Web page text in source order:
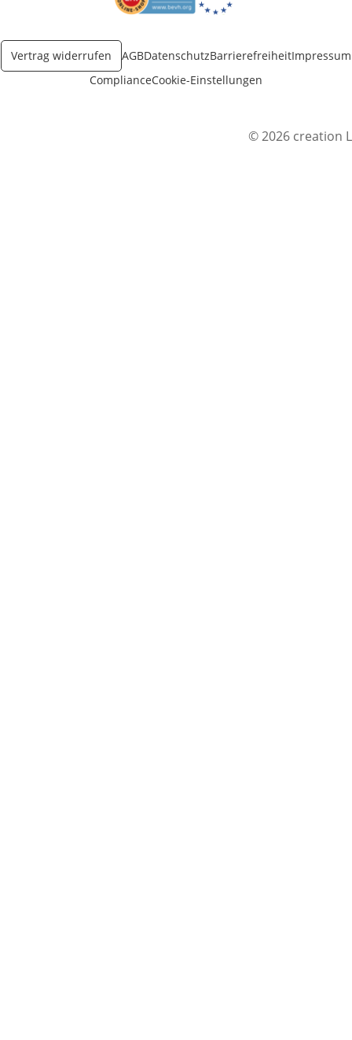
Öffnet in neuem FensterÖffnet in neuem Fenster
Vertrag widerrufen AGBDatenschutzBarrierefreiheitImpressum
ComplianceCookie-Einstellungen
© 2026 creation L